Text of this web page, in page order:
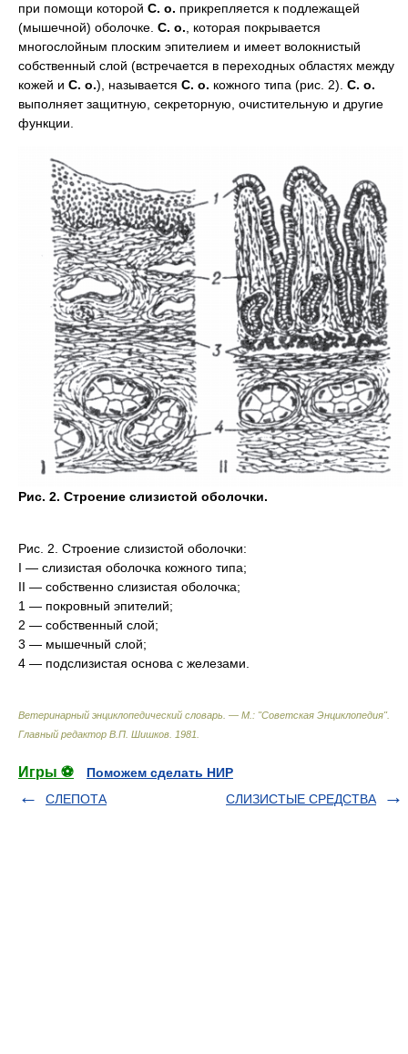
при помощи которой С. о. прикрепляется к подлежащей
(мышечной) оболочке. С. о. , которая покрывается
многослойным плоским эпителием и имеет волокнистый
собственный слой (встречается в переходных областях между
кожей и С. о.), называется С. о. кожного типа (рис. 2). С. о.
выполняет защитную, секреторную, очистительную и другие
функции.
Рис. 2. Строение слизистой оболочки.
Рис. 2. Строение слизистой оболочки:
I — слизистая оболочка кожного типа;
II — собственно слизистая оболочка;
1 — покровный эпителий;
2 — собственный слой;
3 — мышечный слой;
4 — подслизистая основа с железами.
Ветеринарный энциклопедический словарь. — М.: "Советская Энциклопедия".
Главный редактор В.П. Шишков 1981
Игры ⚽
Поможем сделать НИР
СЛЕПОТА
СЛИЗИСТЫЕ СРЕДСТВА